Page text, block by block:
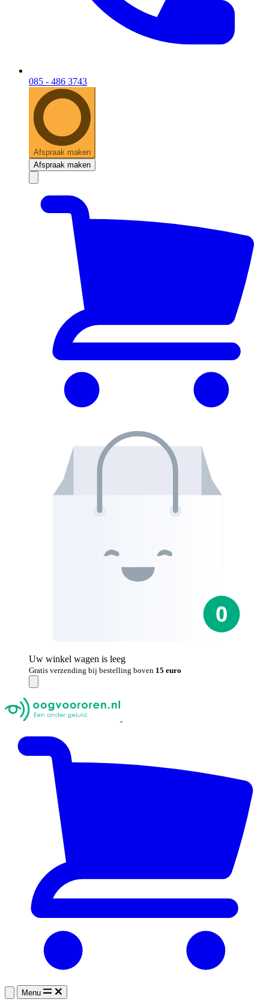
085 - 486 3743
Afspraak maken
Afspraak maken
Uw winkel wagen is leeg
Gratis verzending bij bestelling boven 15 euro
Menu